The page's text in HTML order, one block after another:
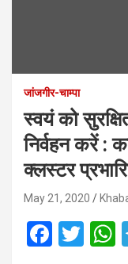
जांजगीर-चाम्पा
स्वयं को
निर्वहन करें :
क्लस्टर
May 21, 2020
F
T